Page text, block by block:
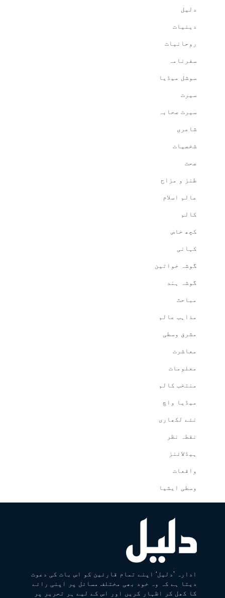
دلیل
دینیات
روحانیات
سفرنامہ
سوشل میڈیا
سیرت
سیرت صحابہ
شاعری
شخصیات
صحت
طنز و مزاح
عالم اسلام
کالم
کچھ خاص
کہانی
گوشہ خواتین
گوشہ ہند
مباحث
مذاہب عالم
مشرق وسطی
معاشرت
معلومات
منتخب کالم
میڈیا واچ
نئے لکھاری
نقطہ نظر
ہیڈلائنز
واقعات
وسطی ایشیا
ادارہ ’دلیل‘ اپنے تمام قارئین کو اس بات کی دعوت
دیتا ہے کہ وہ خود بھی مختلف مسائل پر اپنی رائے
کا کھل کر اظہار کریں اور اس کے لیے ہر تحریر پر